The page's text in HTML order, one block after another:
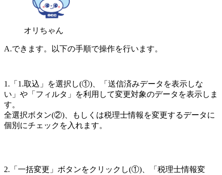
オリちゃん
A.できます。以下の手順で操作を行います。
1.「1.取込」を選択し(①)、「送信済みデータを表示しな
い」や「フィルタ」を利用して変更対象のデータを表示しま
す。
全選択ボタン(②)、もしくは税理士情報を変更するデータに
個別にチェックを入れます。
2.「一括変更」ボタンをクリックし(①)、「税理士情報変